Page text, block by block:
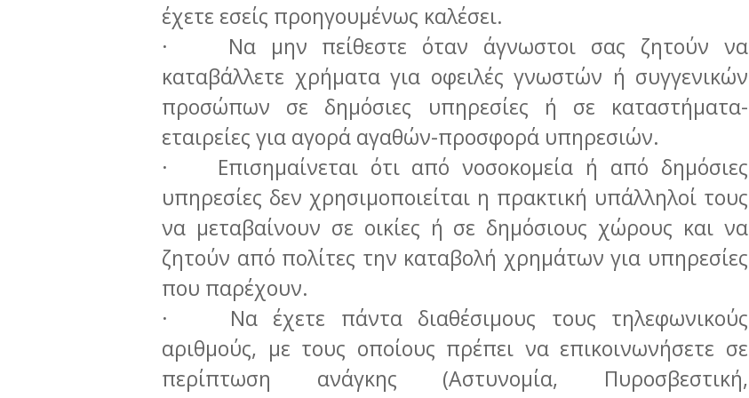
έχετε εσείς προηγουμένως καλέσει.
· Να μην πείθεστε όταν άγνωστοι σας ζητούν να
καταβάλλετε χρήματα για οφειλές γνωστών ή συγγενικών
προσώπων σε δημόσιες υπηρεσίες ή σε καταστήματα-
εταιρείες για αγορά αγαθών-προσφορά υπηρεσιών.
· Επισημαίνεται ότι από νοσοκομεία ή από δημόσιες
υπηρεσίες δεν χρησιμοποιείται η πρακτική υπάλληλοί τους
να μεταβαίνουν σε οικίες ή σε δημόσιους χώρους και να
ζητούν από πολίτες την καταβολή χρημάτων για υπηρεσίες
που παρέχουν.
· Να έχετε πάντα διαθέσιμους τους τηλεφωνικούς
αριθμούς, με τους οποίους πρέπει να επικοινωνήσετε σε
περίπτωση ανάγκης (Αστυνομία, Πυροσβεστική,